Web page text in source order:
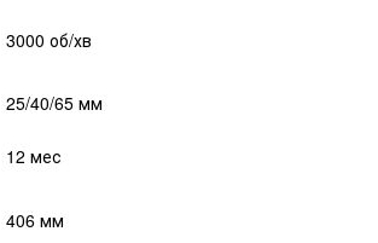
3000 об/хв
25/40/65 мм
12 мес
406 мм